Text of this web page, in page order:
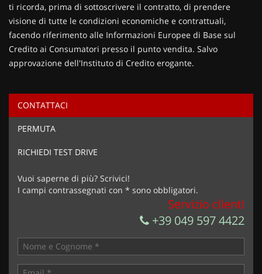
Ho letto e accettol'informativa privacy*
Acconsento al trattamento dei miei dati per finalità di
Invia la tua richiesta
ti ricorda, prima di sottoscrivere il contratto, di prendere
visione di tutte le condizioni economiche e contrattuali,
facendo riferimento alle Informazioni Europee di Base sul
Credito ai Consumatori presso il punto vendita. Salvo
approvazione dell'Instituto di Credito erogante.
CONTATTACI
PERMUTA
RICHIEDI TEST DRIVE
Vuoi saperne di più? Scrivici!
I campi contrassegnati con * sono obbligatori.
Servizio clienti
+39 049 597 4422